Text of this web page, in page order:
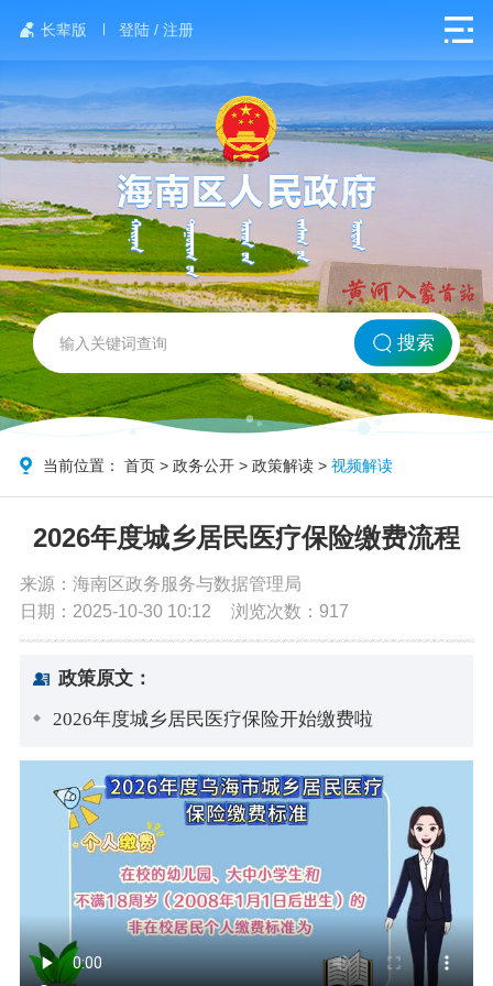
长辈版 登陆 / 注册
网站首页
北方海南
政务要闻
党务公开
政务公开
政务服务
互动交流
数据发布
搜索
当前位置：首页 >政务公开 >政策解读 >视频解读
2026年度城乡居民医疗保险缴费流程
来源：海南区政务服务与数据管理局
日期：2025-10-30 10:12
浏览次数： 917
政策原文：
2026年度城乡居民医疗保险开始缴费啦